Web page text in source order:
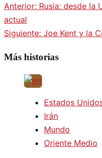
Anterior: Rusia: desde la
actual
Siguiente: Joe Kent y la
Más historias
Estados
Irán
Mundo
Oriente Medio